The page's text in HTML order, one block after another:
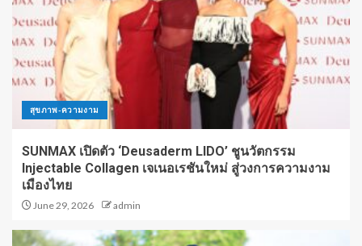
สุขภาพ-ความงาม
SUNMAX เปิดตัว ‘Deusaderm LIDO’ ชูนวัตกรรม
Injectable Collagen เจเนอเรชันใหม่ สู่วงการความงาม
เมืองไทย
June 29, 2026 admin